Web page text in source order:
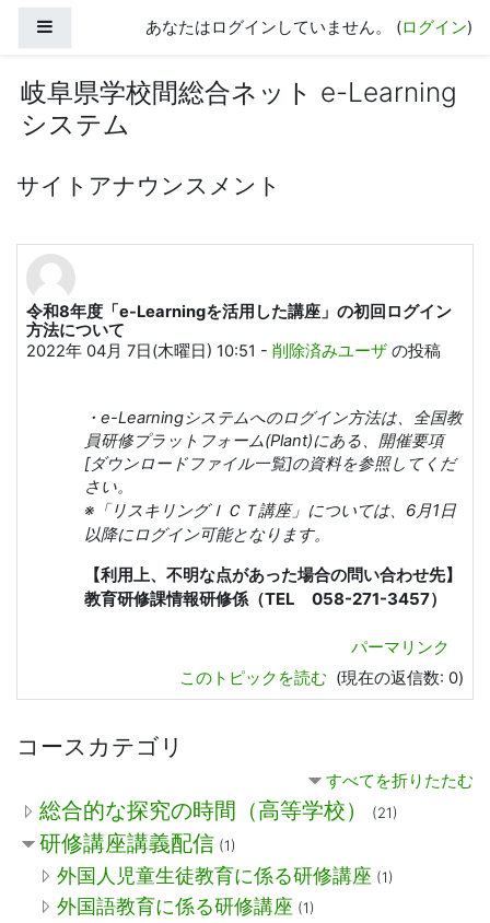
サイドパネルあなたはログインしていません。 (ログイン)
岐阜県学校間総合ネット e-Learning
システム
サイトアナウンスメント
令和8年度「e-Learningを活用した講座」の初回ログイン
方法について
2022年 04月 7日(木曜日) 10:51 - 削除済みユーザ の投稿
・e-Learningシステムへのログイン方法は、
全国教
員研修プラットフォーム(Plant)にある、 開催要項
[ダウンロードファイル一覧]の資料を参照してくだ
さい。
※「リスキリングＩＣＴ講座」については、6月1日
以降にログイン可能となります。
【利用上、不明な点があった場合の問い合わせ先】
教育研修課情報研修係（TEL 058-271-3457）
パーマリンク
このトピックを読む (現在の返信数: 0)
コースカテゴリ
すべてを折りたたむ
総合的な探究の時間（高等学校） (21)
研修講座講義配信 (1)
外国人児童生徒教育に係る研修講座 (1)
外国語教育に係る研修講座 (1)